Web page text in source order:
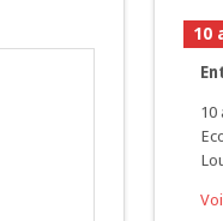
10
10